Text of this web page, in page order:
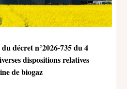
décret n°2026-735 du 4
dispositions relatives
de biogaz